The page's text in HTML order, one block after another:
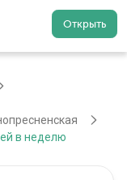
Открыть
Регистрация
в неделю